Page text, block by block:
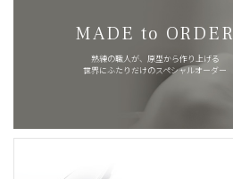
MADE to ORDER
熟練の職人が、原型から作り上げる
世界にふたりだけのスペシャルオーダー